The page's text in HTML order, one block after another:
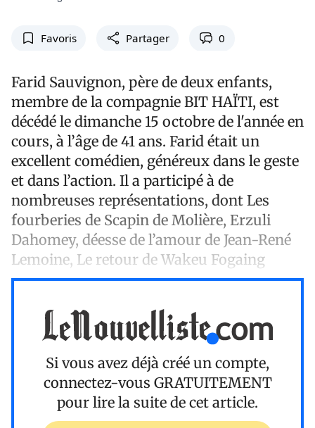
Favoris Partager 0
Farid Sauvignon, père de deux enfants,
membre de la compagnie BIT HAÏTI, est
décédé le dimanche 15 octobre de l'année en
cours, à l’âge de 41 ans. Farid était un
excellent comédien, généreux dans le geste
et dans l’action. Il a participé à de
nombreuses représentations, dont Les
fourberies de Scapin de Molière, Erzuli
Dahomey, déesse de l’amour de Jean-René
Lemoine, Le retour de Wakeu Fogaing
Si vous avez déjà créé un compte,
connectez-vous GRATUITEMENT
pour lire la suite de cet article.